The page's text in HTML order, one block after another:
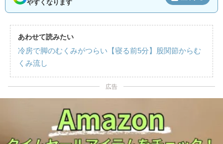
やすくなります
あわせて読みたい
冷房で脚のむくみがつらい【寝る前5分】股関節からむ
くみ流し
広告